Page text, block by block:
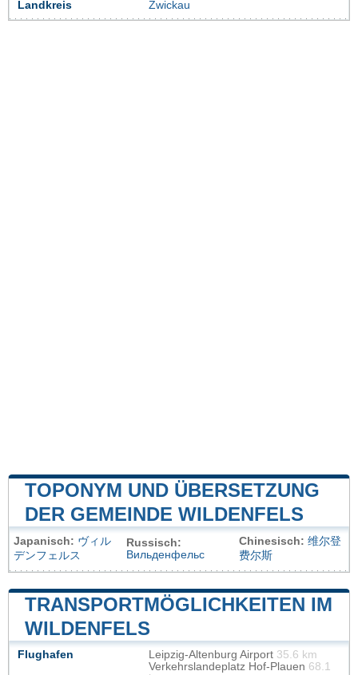
Landkreis Zwickau
TOPONYM UND ÜBERSETZUNG
DER GEMEINDE WILDENFELS
Japanisch: ヴィル
デンフェルス
Russisch:
Вильденфельс
Chinesisch: 维尔登
费尔斯
TRANSPORTMÖGLICHKEITEN IM
WILDENFELS
Flughafen Leipzig-Altenburg Airport 35.6 km
Verkehrslandeplatz Hof-Plauen 68.1